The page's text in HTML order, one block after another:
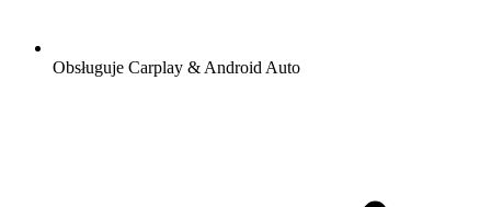
Obsługuje Carplay & Android Auto